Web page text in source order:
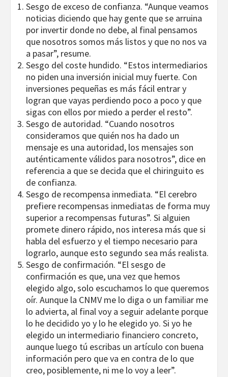
Sesgo de exceso de confianza. “Aunque veamos
noticias diciendo que hay gente que se arruina
por invertir donde no debe, al final pensamos
que nosotros somos más listos y que no nos va
a pasar”, resume.
Sesgo del coste hundido. “Estos intermediarios
no piden una inversión inicial muy fuerte. Con
inversiones pequeñas es más fácil entrar y
logran que vayas perdiendo poco a poco y que
sigas con ellos por miedo a perder el resto”.
Sesgo de autoridad. “Cuando nosotros
consideramos que quién nos ha dado un
mensaje es una autoridad, los mensajes son
auténticamente válidos para nosotros”, dice en
referencia a que se decida que el chiringuito es
de confianza.
Sesgo de recompensa inmediata. “El cerebro
prefiere recompensas inmediatas de forma muy
superior a recompensas futuras”. Si alguien
promete dinero rápido, nos interesa más que si
habla del esfuerzo y el tiempo necesario para
lograrlo, aunque esto segundo sea más realista.
Sesgo de confirmación. “El sesgo de
confirmación es que, una vez que hemos
elegido algo, solo escuchamos lo que queremos
oír. Aunque la CNMV me lo diga o un familiar me
lo advierta, al final voy a seguir adelante porque
lo he decidido yo y lo he elegido yo. Si yo he
elegido un intermediario financiero concreto,
aunque luego tú escribas un artículo con buena
información pero que va en contra de lo que
creo, posiblemente, ni me lo voy a leer”.